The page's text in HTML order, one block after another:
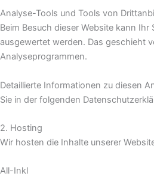
Analyse-Tools und Tools von
Beim Besuch dieser Website kann
ausgewertet werden. Das geschieht
Analyseprogrammen.
Detaillierte Informationen zu diesen
Sie in der folgenden
2. Hosting
Wir hosten die Inhalte unserer
All-Inkl